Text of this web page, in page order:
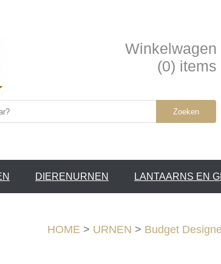
Winkelwagen
(0) items
Zoeken
DIERENURNEN LANTAARNS EN
HOME > URNEN > Budget